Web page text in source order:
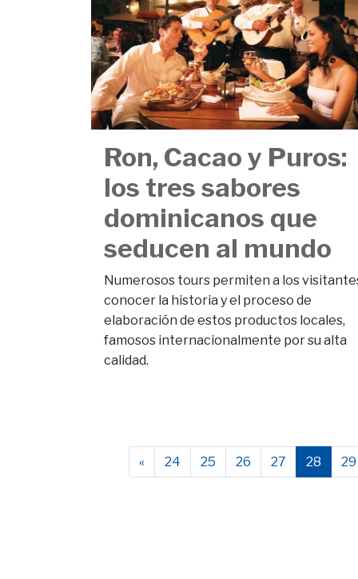
Ron, Cacao y Puros:
los tres sabores
dominicanos que
seducen al mundo
Numerosos tours permiten a los
conocer la historia y el proceso de
elaboración de estos productos locales,
famosos internacionalmente por su alta
calidad.
« 24 25 26 27 28 29